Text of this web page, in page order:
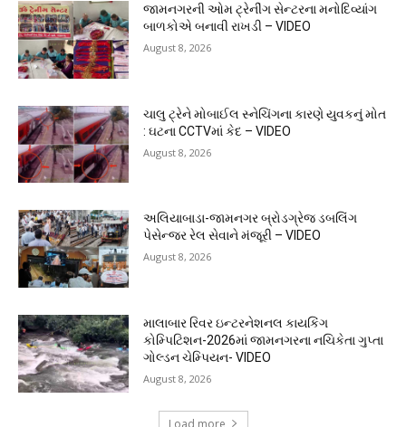
જામનગરની ઓમ ટ્રેનીંગ સેન્ટરના મનોદિવ્યાંગ
બાળકોએ બનાવી રાખડી – VIDEO
August 8, 2026
ચાલુ ટ્રેને મોબાઈલ સ્નેચિંગના કારણે યુવકનું મોત
: ઘટના CCTVમાં કેદ – VIDEO
August 8, 2026
અલિયાબાડા-જામનગર બ્રોડગ્રેજ ડબલિંગ
પેસેન્જર રેલ સેવાને મંજૂરી – VIDEO
August 8, 2026
માલાબાર રિવર ઇન્ટરનેશનલ કાયકિંગ
કોમ્પિટિશન-2026માં જામનગરના નચિકેતા ગુપ્તા
ગોલ્ડન ચેમ્પિયન- VIDEO
August 8, 2026
Load more